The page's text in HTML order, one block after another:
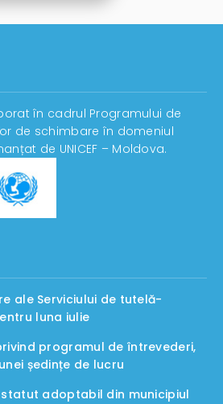
în cadrul Programului de
de schimbare în domeniul
de UNICEF – Moldova.
ale Serviciului de tutelă-
luna iulie
programul de întrevederi,
ședințe de lucru
adoptabil din municipiul